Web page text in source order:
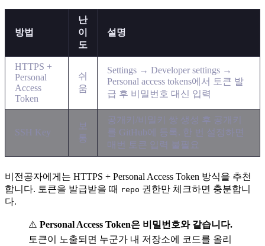
방법
난
이
도
설명
HTTPS +
Personal
Access
Token
쉬
움
Settings → Developer settings →
Personal access tokens에서 토큰 발
급 후 비밀번호 대신 입력
SSH Key
보
통
공개키/비밀키 쌍 생성 후 공개키
를 GitHub에 등록. 한 번 설정하면
매번 토큰 입력 불필요
비전공자에게는 HTTPS + Personal Access Token 방식을 추천
합니다. 토큰을 발급받을 때 repo 권한만 체크하면 충분합니
다.
⚠️ Personal Access Token은 비밀번호와 같습니다.
토큰이 노출되면 누군가 내 저장소에 코드를 올리